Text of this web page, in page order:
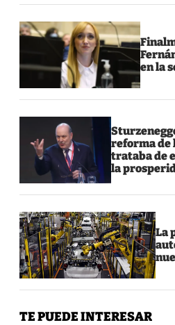
en la
reforma de
trataba de
la
La
TE PUEDE INTERESAR